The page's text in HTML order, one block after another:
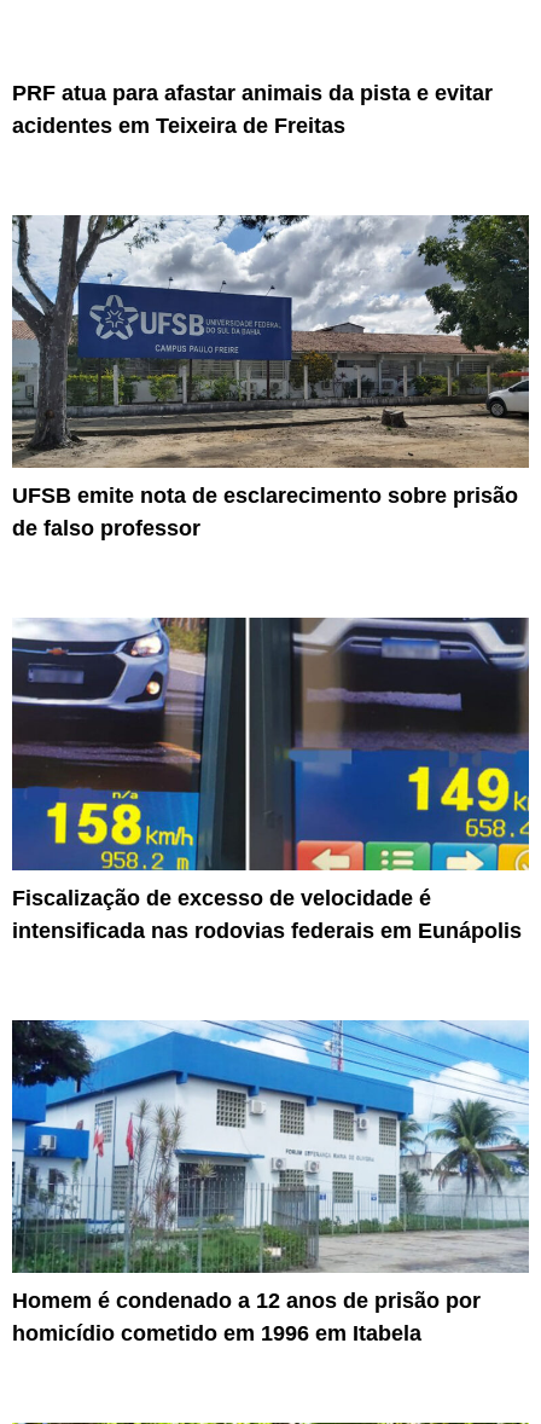
PRF atua para afastar animais da pista e evitar
acidentes em Teixeira de Freitas
UFSB emite nota de esclarecimento sobre prisão
de falso professor
Fiscalização de excesso de velocidade é
intensificada nas rodovias federais em Eunápolis
Homem é condenado a 12 anos de prisão por
homicídio cometido em 1996 em Itabela